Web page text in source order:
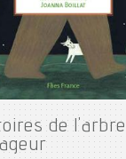
de l'arbre